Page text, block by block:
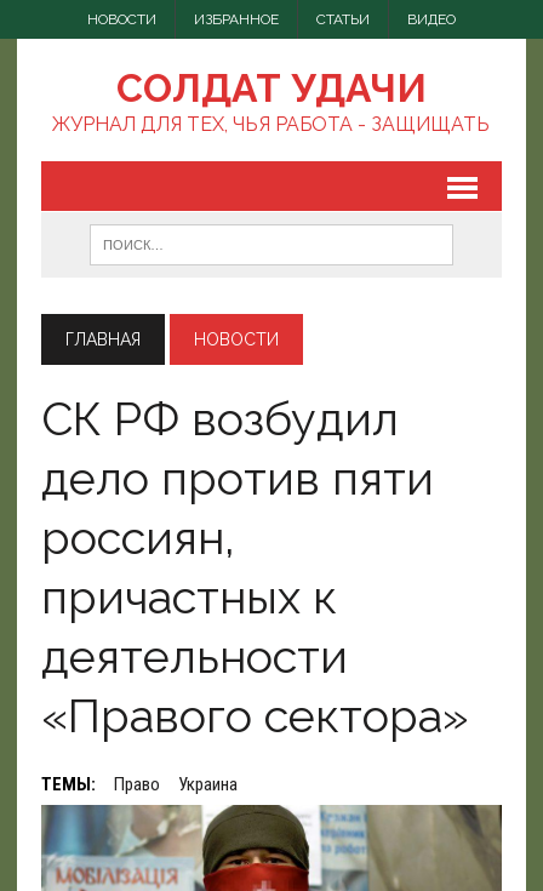
НОВОСТИ ИЗБРАННОЕ СТАТЬИ ВИДЕО
СОЛДАТ УДАЧИ
ЖУРНАЛ ДЛЯ ТЕХ, ЧЬЯ РАБОТА - ЗАЩИЩАТЬ
ГЛАВНАЯ НОВОСТИ
СК РФ возбудил
дело против пяти
россиян,
причастных к
деятельности
«Правого сектора»
ТЕМЫ: Право Украина